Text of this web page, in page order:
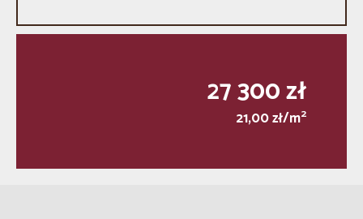
27 300 zł
21,00 zł/m2